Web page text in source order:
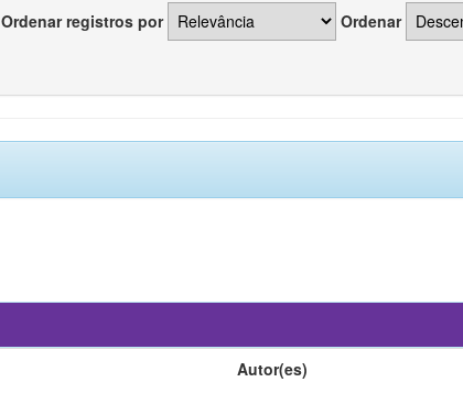
Ordenar registros por Ordenar
Autor(es)